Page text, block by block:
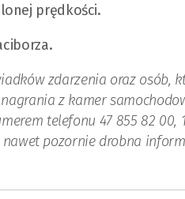
prędkości.
zdarzenia oraz osób,
z kamer
telefonu 47 855 82 00,
nawet pozornie drobna